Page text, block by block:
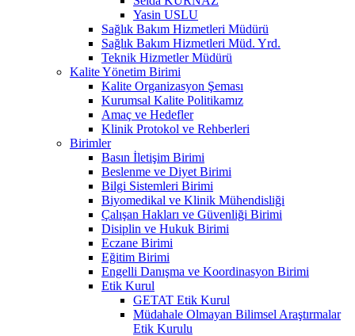
Yasin USLU
Sağlık Bakım Hizmetleri Müdürü
Sağlık Bakım Hizmetleri Müd. Yrd.
Teknik Hizmetler Müdürü
Kalite Yönetim Birimi
Kalite Organizasyon Şeması
Kurumsal Kalite Politikamız
Amaç ve Hedefler
Klinik Protokol ve Rehberleri
Birimler
Basın İletişim Birimi
Beslenme ve Diyet Birimi
Bilgi Sistemleri Birimi
Biyomedikal ve Klinik Mühendisliği
Çalışan Hakları ve Güvenliği Birimi
Disiplin ve Hukuk Birimi
Eczane Birimi
Eğitim Birimi
Engelli Danışma ve Koordinasyon Birimi
Etik Kurul
GETAT Etik Kurul
Müdahale Olmayan Bilimsel Araştırmalar
Etik Kurulu